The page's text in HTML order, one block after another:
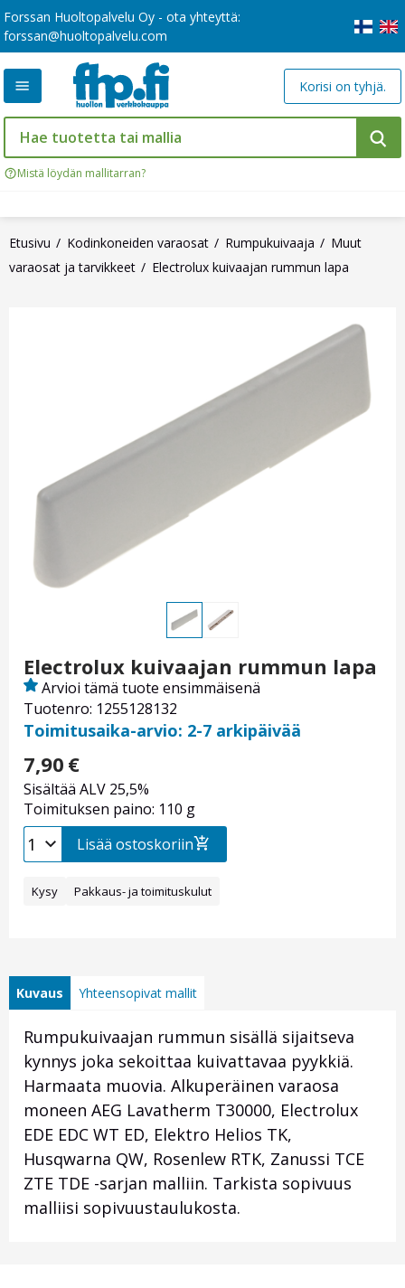
Forssan Huoltopalvelu Oy - ota yhteyttä:
forssan@huoltopalvelu.com
Mistä löydän mallitarran?
Korisi on tyhjä.
Etusivu Kodinkoneiden varaosat Rumpukuivaaja
Muut
varaosat ja tarvikkeet
Electrolux kuivaajan rummun lapa
Electrolux kuivaajan rummun lapa
Tuotenro: 1255128132
Arvioi tämä tuote ensimmäisenä
Toimitusaika-arvio: 2-7 arkipäivää
7,90 €
Sisältää ALV 25,5%
Toimituksen paino: 110 g
Lisää ostoskoriin
Kysy Pakkaus- ja toimituskulut
Kuvaus Yhteensopivat mallit
Rumpukuivaajan rummun sisällä sijaitseva
kynnys joka sekoittaa kuivattavaa pyykkiä.
Harmaata muovia. Alkuperäinen varaosa
moneen AEG Lavatherm T30000, Electrolux
EDE EDC WT ED, Elektro Helios TK,
Husqwarna QW, Rosenlew RTK, Zanussi TCE
ZTE TDE -sarjan malliin. Tarkista sopivuus
malliisi sopivuustaulukosta.